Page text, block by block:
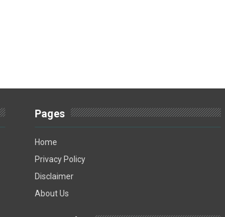
Pages
Home
Privacy Policy
Disclaimer
About Us